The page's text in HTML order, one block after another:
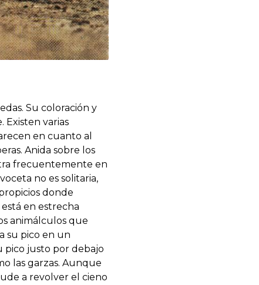
Su coloración y
Existen varias
en cuanto al
Anida sobre los
frecuentemente en
no es solitaria,
donde
en estrecha
animálculos que
su pico en un
pico justo por debajo
las garzas. Aunque
a revolver el cieno